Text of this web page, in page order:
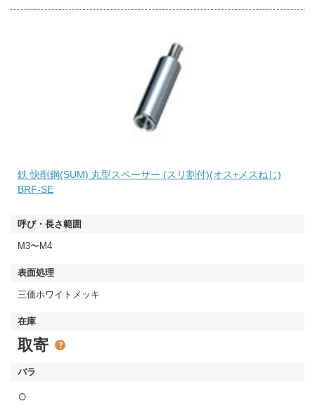
鉄 快削鋼(SUM) 丸型スペーサー (スリ割付)(オス+メスねじ)
BRF-SE
M3〜M4
三価ホワイトメッキ
取寄
○